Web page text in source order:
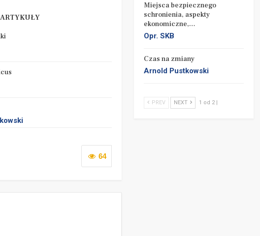
64
Miejsca bezpiecznego
schronienia, aspekty
ekonomiczne,…
Opr. SKB
Czas na zmiany
Arnold Pustkowski
PREV NEXT 1 od 2 |